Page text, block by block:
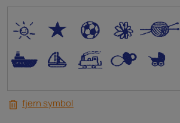
* V C + W
. < ; S R
fjern symbol